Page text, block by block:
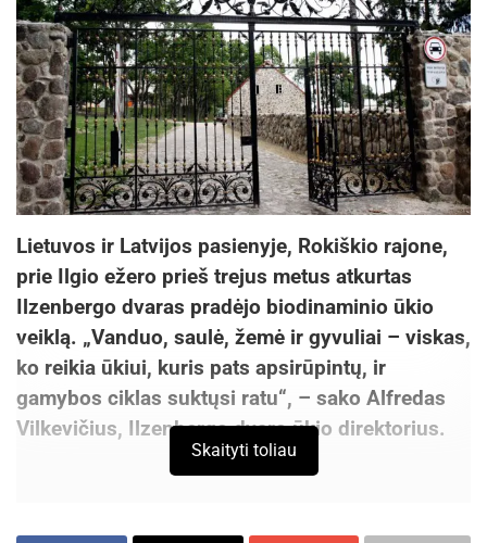
Lietuvos ir Latvijos pasienyje, Rokiškio rajone,
prie Ilgio ežero prieš trejus metus atkurtas
Ilzenbergo dvaras pradėjo biodinaminio ūkio
veiklą. „Vanduo, saulė, žemė ir gyvuliai – viskas,
ko reikia ūkiui, kuris pats apsirūpintų, ir
gamybos ciklas suktųsi ratu“, – sako Alfredas
Vilkevičius, Ilzenbergo dvaro ūkio direktorius.
Aktualios naujienos
Skaityti toliau